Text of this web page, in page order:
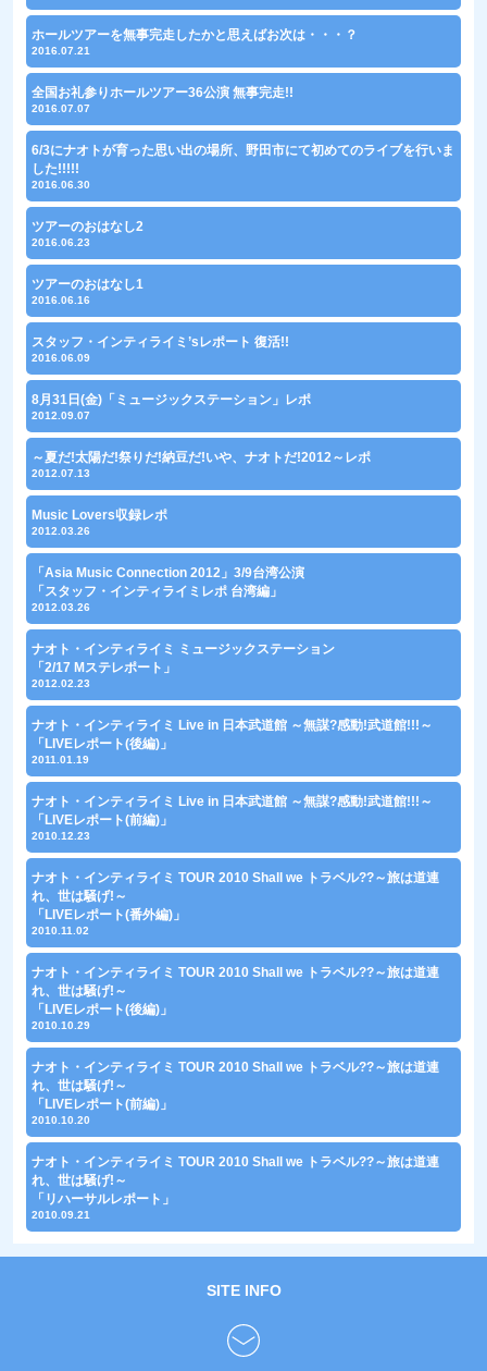
ホールツアーを無事完走したかと思えばお次は・・・？
2016.07.21
全国お礼参りホールツアー36公演 無事完走!!
2016.07.07
6/3にナオトが育った思い出の場所、野田市にて初めてのライブを行いま
した!!!!!
2016.06.30
ツアーのおはなし2
2016.06.23
ツアーのおはなし1
2016.06.16
スタッフ・インティライミ’sレポート 復活!!
2016.06.09
8月31日(金)「ミュージックステーション」レポ
2012.09.07
～夏だ!太陽だ!祭りだ!納豆だ!いや、ナオトだ!2012～レポ
2012.07.13
Music Lovers収録レポ
2012.03.26
「Asia Music Connection 2012」3/9台湾公演
「スタッフ・インティライミレポ 台湾編」
2012.03.26
ナオト・インティライミ ミュージックステーション
「2/17 Mステレポート」
2012.02.23
ナオト・インティライミ Live in 日本武道館 ～無謀?感動!武道館!!!～
「LIVEレポート(後編)」
2011.01.19
ナオト・インティライミ Live in 日本武道館 ～無謀?感動!武道館!!!～
「LIVEレポート(前編)」
2010.12.23
ナオト・インティライミ TOUR 2010 Shall we トラベル??～旅は道連
れ、世は騒げ!～
「LIVEレポート(番外編)」
2010.11.02
ナオト・インティライミ TOUR 2010 Shall we トラベル??～旅は道連
れ、世は騒げ!～
「LIVEレポート(後編)」
2010.10.29
ナオト・インティライミ TOUR 2010 Shall we トラベル??～旅は道連
れ、世は騒げ!～
「LIVEレポート(前編)」
2010.10.20
ナオト・インティライミ TOUR 2010 Shall we トラベル??～旅は道連
れ、世は騒げ!～
「リハーサルレポート」
2010.09.21
SITE INFO